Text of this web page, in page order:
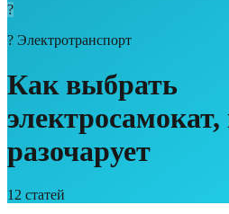
?
? Электротранспорт
Как выбрать
разочарует
12 статей